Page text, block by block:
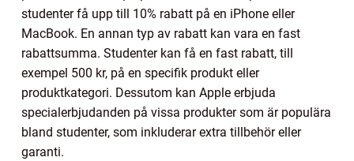
studenter få upp till 10% rabatt på en iPhone eller
MacBook. En annan typ av rabatt kan vara en fast
rabattsumma. Studenter kan få en fast rabatt, till
exempel 500 kr, på en specifik produkt eller
produktkategori. Dessutom kan Apple erbjuda
specialerbjudanden på vissa produkter som är populära
bland studenter, som inkluderar extra tillbehör eller
garanti.